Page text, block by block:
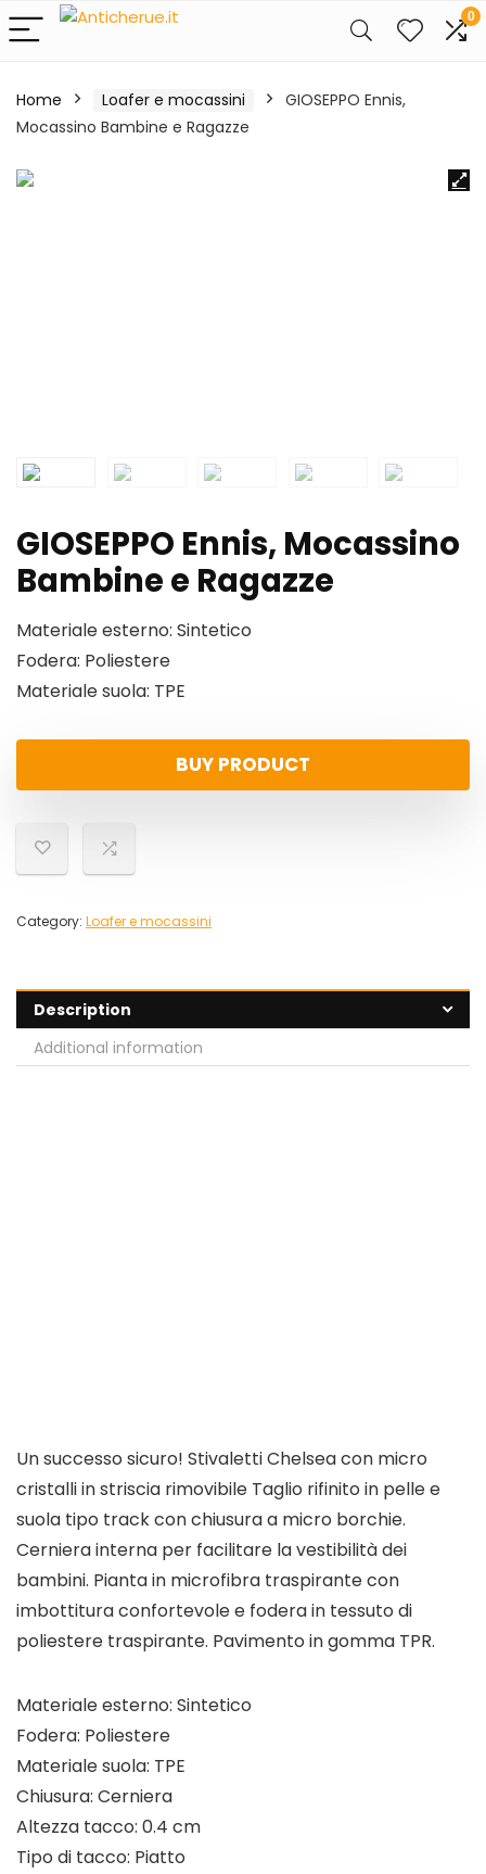
0
Home Loafer e mocassini
GIOSEPPO Ennis,
Mocassino Bambine e Ragazze
GIOSEPPO Ennis, Mocassino
Bambine e Ragazze
Materiale esterno: Sintetico
Fodera: Poliestere
Materiale suola: TPE
BUY PRODUCT
Category: Loafer e mocassini
Description
Additional information
Un successo sicuro! Stivaletti Chelsea con micro
cristalli in striscia rimovibile Taglio rifinito in pelle e
suola tipo track con chiusura a micro borchie.
Cerniera interna per facilitare la vestibilità dei
bambini. Pianta in microfibra traspirante con
imbottitura confortevole e fodera in tessuto di
poliestere traspirante. Pavimento in gomma TPR.
Materiale esterno: Sintetico
Fodera: Poliestere
Materiale suola: TPE
Chiusura: Cerniera
Altezza tacco: 0.4 cm
Tipo di tacco: Piatto